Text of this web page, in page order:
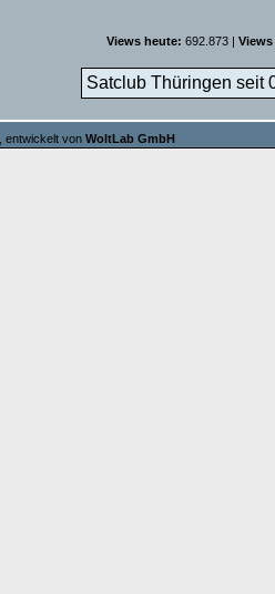
Views heute: 692.873 |
Satclub Thüringen seit
, entwickelt von WoltLab GmbH